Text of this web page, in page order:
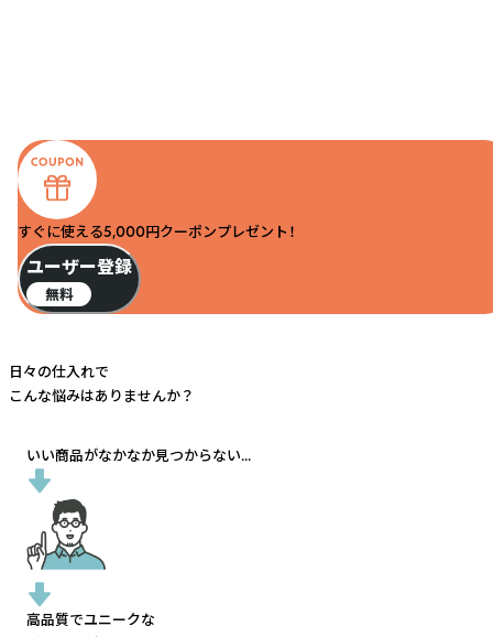
すぐに使える5,000円クーポンプレゼント！
ユーザー登録
無料
日々の仕入れで
こんな悩みはありませんか？
いい商品がなかなか見つからない...
高品質でユニークな